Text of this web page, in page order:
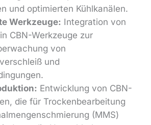
und optimierten Kühlkanälen.
Werkzeuge: Integration von
CBN-Werkzeuge zur
von
und
Entwicklung von CBN-
die für Trockenbearbeitung
(MMS)